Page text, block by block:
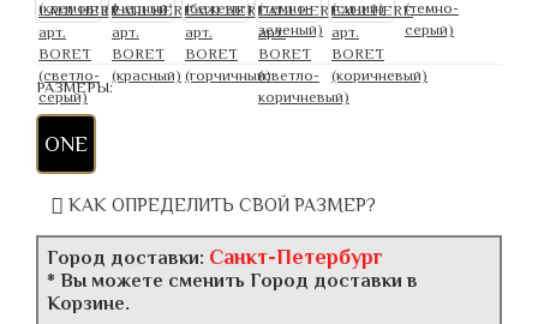
РАЗМЕРЫ:
ONE
КАК ОПРЕДЕЛИТЬ СВОЙ РАЗМЕР?
Город доставки: Санкт-Петербург
* Вы можете сменить Город доставки в
Корзине.